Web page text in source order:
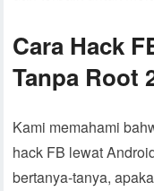
Cara Hack
Tanpa Root
Kami memahami
hack FB lewat
bertanya-tanya,